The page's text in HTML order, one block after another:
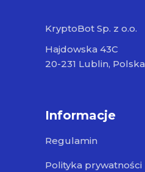
KryptoBot Sp. z o.o.
Hajdowska 43C
20-231 Lublin, Polska
Informacje
Regulamin
Polityka prywatności